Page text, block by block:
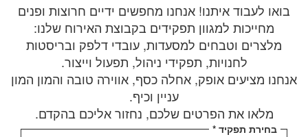
בואו לעבוד איתנו! אנחנו מחפשים ידיים חרוצות ופנים
מחייכות למגוון תפקידים בקבוצת האירוח שלנו:
מלצרים וטבחים למסעדות, עובדי דלפק ובריסטות
לחנויות, תפקידי ניהול, תפעול וייצור.
אנחנו מציעים אופק, אחלה כסף, אווירה טובה והמון המון
עניין וכיף.
מלאו את הפרטים שלכם, נחזור אליכם בהקדם.
בחירת תפקיד